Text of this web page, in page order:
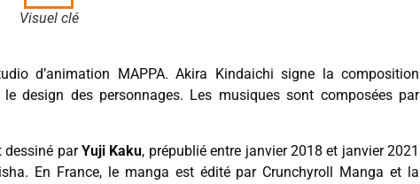
Visuel clé
d’animation MAPPA. Akira Kindaichi signe la composition
design des personnages. Les musiques sont composées par
dessiné parYuji Kaku, prépublié entre janvier 2018 et janvier 2021
En France, le manga est édité par Crunchyroll Manga et la